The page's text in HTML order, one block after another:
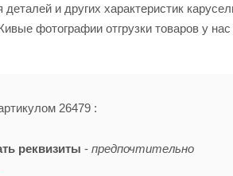
и других характеристик
фотографии отгрузки товаров у
26479 :
реквизиты - предпочтительно